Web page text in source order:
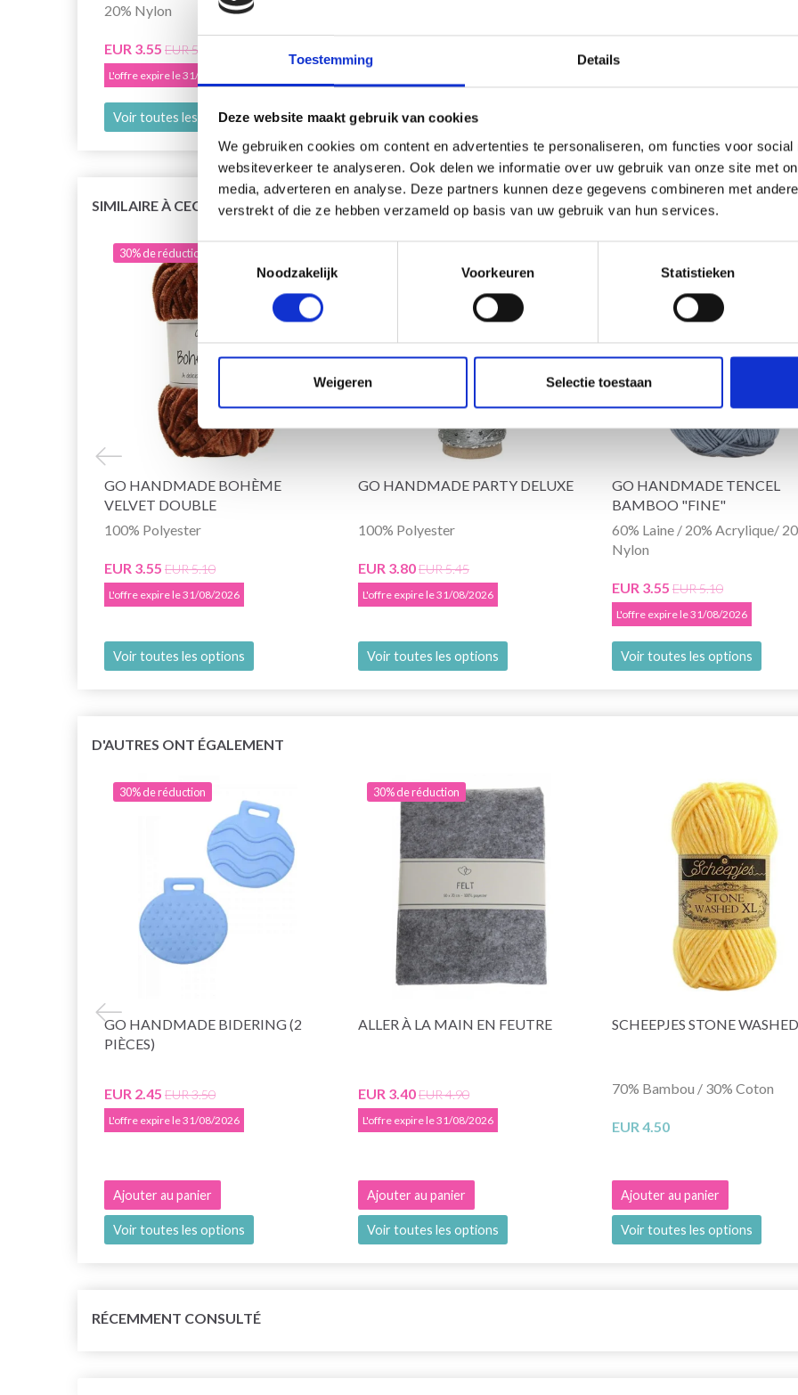
Toestemming Details
Deze website maakt gebruik van cookies
We gebruiken cookies om content en advertenties te personaliseren, om functies voor social
websiteverkeer te analyseren. Ook delen we informatie over uw gebruik van onze site met
media, adverteren en analyse. Deze partners kunnen deze gegevens combineren met
verstrekt of die ze hebben verzameld op basis van uw gebruik van hun services.
Toestemmingsselectie
Noodzakelijk
Voorkeuren Statistieken
Weigeren Selectie toestaan
20% Nylon
EUR 3.55 EUR 5.10
L'offre expire le 31/08/2026
Voir toutes les options Voir toutes les options
L'offre expire le 31/08/2026
SIMILAIRE À CECI
30% de réduction
GO HANDMADE BOHÈME
VELVET DOUBLE
100% Polyester
EUR 3.55 EUR 5.10
L'offre expire le 31/08/2026
Voir toutes les options
GO HANDMADE PARTY DELUXE
100% Polyester
EUR 3.80EUR 5.45
L'offre expire le 31/08/2026
Voir toutes les options
GO HANDMADE TENCEL
BAMBOO "FINE"
60% Laine / 20% Acrylique/
Nylon
EUR 3.55 EUR 5.10
L'offre expire le 31/08/2026
Voir toutes les options
D'AUTRES ONT ÉGALEMENT
30% de réduction
GO HANDMADE BIDERING (2
PIÈCES)
EUR 2.45 EUR 3.50
L'offre expire le 31/08/2026
Ajouter au panier
Voir toutes les options
30% de réduction
ALLER À LA MAIN EN FEUTRE
EUR 3.40EUR 4.90
L'offre expire le 31/08/2026
Ajouter au panier
Voir toutes les options
SCHEEPJES STONE WASHED
70% Bambou / 30% Coton
EUR 4.50
Ajouter au panier
Voir toutes les options
RÉCEMMENT CONSULTÉ